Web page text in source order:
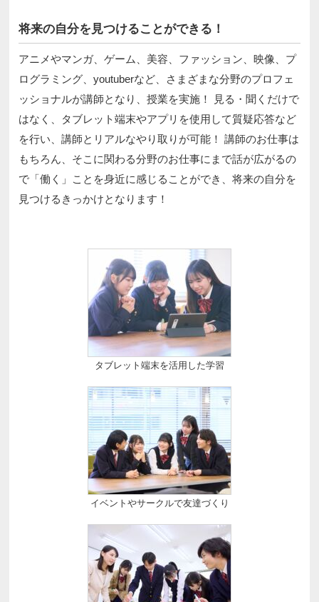
将来の自分を見つけることができる！
アニメやマンガ、ゲーム、美容、ファッション、映像、プ
ログラミング、youtuberなど、さまざまな分野のプロフェ
ッショナルが講師となり、授業を実施！ 見る・聞くだけで
はなく、タブレット端末やアプリを使用して質疑応答など
を行い、講師とリアルなやり取りが可能！ 講師のお仕事は
もちろん、そこに関わる分野のお仕事にまで話が広がるの
で「働く」ことを身近に感じることができ、将来の自分を
見つけるきっかけとなります！
タブレット端末を活用した学習
イベントやサークルで友達づくり